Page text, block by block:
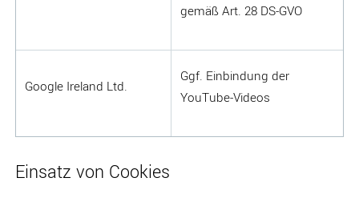
gemäß Art. 28 DS-GVO
Google Ireland Ltd.
Ggf. Einbindung der
YouTube-Videos
Einsatz von Cookies